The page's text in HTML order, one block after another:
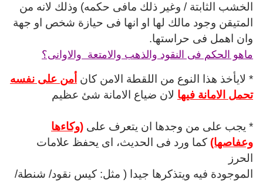
الخشب الثابتة / وغير ذلك مافى حكمه) وذلك لانه من
المتيقن وجود مالك لها او انها فى حيازة شخص او جهة
وان اهمل فى حراستها.
ماهو الحكم فى النقود والذهب والامتعة والاوانى؟
* لايأخذ هذا النوع من اللقطة الامن كان أمن على نفسه
تحمل الامانة فيها لان ضياع الامانة شئ عظيم
* يجب على من وجدها ان يتعرف على (وكاءها
وعفاصها) كما ورد فى الحديث، اى يحفظ علامات
الحرز
الموجودة فيه ويتذكرها جيدا ( مثل: كيس نقود/ شنطة/